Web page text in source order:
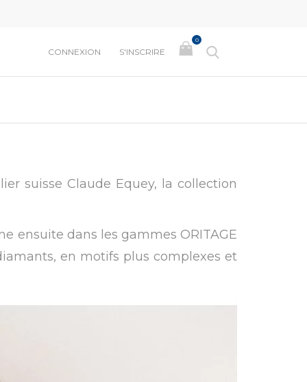
CONNEXION S'INSCRIRE
0
suisse Claude Equey, la collection
ensuite dans les gammes ORITAGE
en motifs plus complexes et